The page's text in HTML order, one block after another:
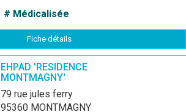
# Médicalisée
Fiche détails
EHPAD 'RESIDENCE
MONTMAGNY'
79 rue jules ferry
95360 MONTMAGNY